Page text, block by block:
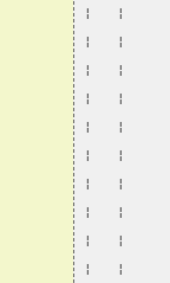
¦   ¦
¦   ¦
¦   ¦
¦   ¦
¦   ¦
¦   ¦
¦   ¦
¦   ¦
¦   ¦
¦   ¦